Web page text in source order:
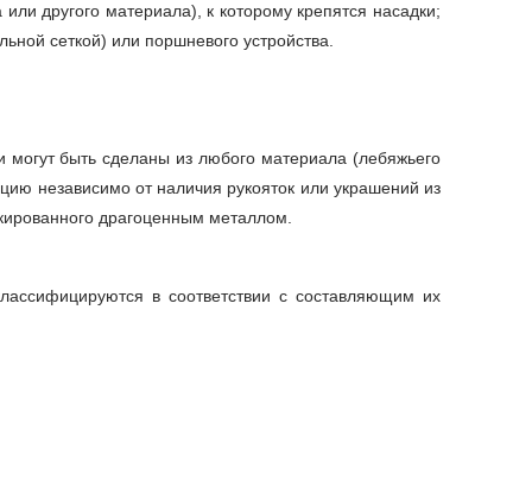
другого материала), к которому крепятся насадки;
сеткой) или поршневого устройства.
быть сделаны из любого материала (лебяжьего
независимо от наличия рукояток или украшений из
драгоценным металлом.
в соответствии с составляющим их